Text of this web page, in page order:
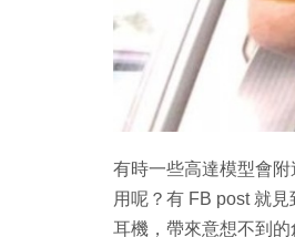
有時一些高達模型會
用呢？有 FB post 就
耳機，帶來意想不到的